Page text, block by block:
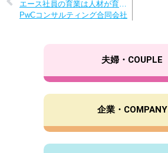
PwCコンサルティング合同会社
夫婦・COUPLE
企業・COMPANY